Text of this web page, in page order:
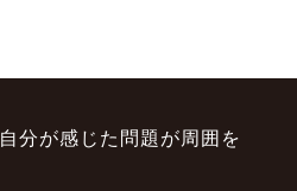
自分が感じた問題が周囲を